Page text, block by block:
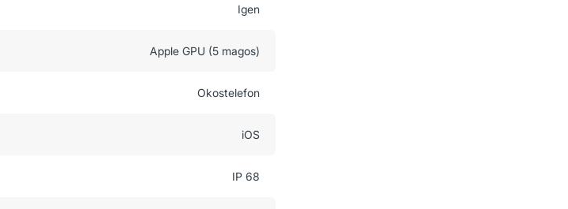
Igen
Apple GPU (5 magos)
Okostelefon
iOS
IP 68